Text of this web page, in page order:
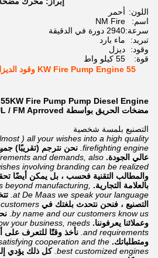
اللون: أحمر
اسم:
NM Fire
سرعة:2940 دورة في الدقيقة
تبريد:
ماء بارد
وقود:
ديزل
قوة:
55 كيلو واط
مضخات الحريق بواسطة UL / FM Aprroved
التصنيع بلمسة شخصية
) all your wishes into a high quality
firefighting engine. نحن نترجم (تقريبًا)
عالي الجودة. and demands, also
involving branding can be realized.
والمطالب التقنية فحسب ، بل يمكن أيضًا
بالعلامة التجارية. beyond manufacturing,
at De Maas we speak your language.
التصنيع ، فنحن نتحدث بلغتك في De Maas.
by name and our customers know us.
وعملائنا يعرفوننا. your business, needs
and requirements. نأخذ وقتًا للتعرف على
ومتطلباتك. cooperation and the
best customized engines. كل ذلك يؤدي